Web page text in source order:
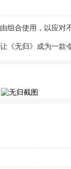
组合使用，以应对
《无归》成为一款